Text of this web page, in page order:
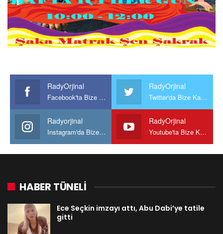
RadyOrjinal
Facebook'ta Bize Katılın
RadyOrjinal
Twitter'da Bize Katılın
Radyorjinal
Instagram'da Bize katılın
RadyOrjinal
Youtube'ta Bize Katılın
HABER TÜNELİ
Ece Seçkin imzayı attı, Abu Dabi’ye tatile
gitti